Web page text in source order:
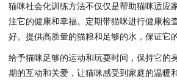
猫咪社会化训练方法不仅仅是帮助猫咪适应
注它的健康和幸福。定期带猫咪进行健康检
好。提供高质量的猫粮和足够的水，保证它
给予猫咪足够的运动和玩耍时间，保持它的
期的互动和关爱，让猫咪感受到家庭的温暖